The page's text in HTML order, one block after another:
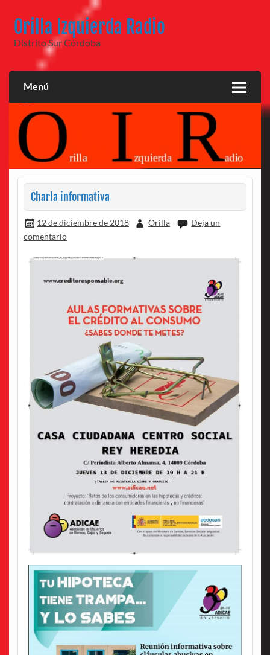
contenido
Orilla Izquierda Radio
Distrito Sur Córdoba
Menú
Charla informativa
12 de diciembre de 2018 Orilla
Deja un
comentario